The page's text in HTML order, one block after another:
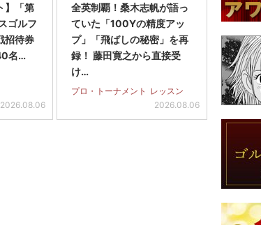
】「第
ゴルフ
招待券
名…
2026.08.06
全英制覇！桑木志帆が語っ
ていた「100Yの精度アッ
プ」「飛ばしの秘密」を再
録！ 藤田寛之から直接受
け…
プロ・トーナメント レッスン
2026.08.06